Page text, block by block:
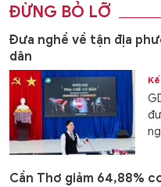
ĐỪNG BỎ LỠ
Đưa nghề về tận địa
dân
Cần Thơ giảm 64,88%